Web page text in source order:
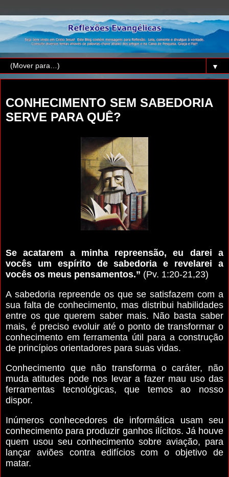
▼
CONHECIMENTO SEM SABEDORIA
SERVE PARA QUÊ?
Se acatarem a minha repreensão, eu darei a
vocês um espírito de sabedoria e revelarei a
vocês os meus pensamentos.” (Pv. 1:20-21,23)
A sabedoria repreende os que se satisfazem com a
sua falta de conhecimento, mas distribui habilidades
entre os que querem saber mais. Não basta saber
mais, é preciso evoluir até o ponto de transformar o
conhecimento em ferramenta útil para a construção
de princípios orientadores para suas vidas.
Conhecimento que não transforma o caráter, não
muda atitudes pode nos levar a fazer mau uso das
ferramentas tecnológicas, que temos ao nosso
dispor.
Inúmeros conhecedores de informática usam seu
conhecimento para produzir ganhos ilícitos. Já houve
quem usou seu conhecimento sobre aviação, para
lançar aviões contra edifícios com o objetivo de
matar.